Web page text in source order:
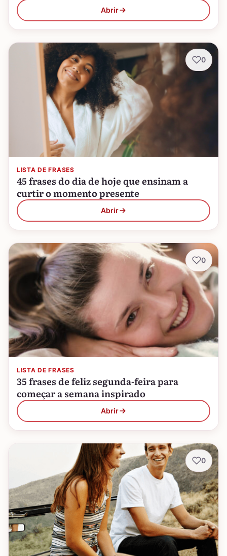
Abrir
LISTA DE FRASES
45 frases do dia de hoje que ensinam a
curtir o momento presente
Abrir
0
LISTA DE FRASES
35 frases de feliz segunda-feira para
começar a semana inspirado
Abrir
0
0